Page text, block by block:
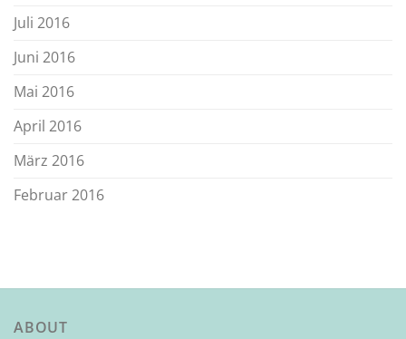
Juli 2016
Juni 2016
Mai 2016
April 2016
März 2016
Februar 2016
ABOUT